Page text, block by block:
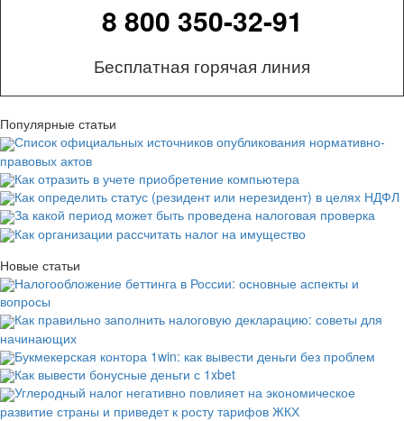
8 800 350-32-91
Бесплатная горячая линия
Популярные статьи
Список официальных источников опубликования нормативно-
правовых актов
Как отразить в учете приобретение компьютера
Как определить статус (резидент или нерезидент) в целях НДФЛ
За какой период может быть проведена налоговая проверка
Как организации рассчитать налог на имущество
Новые статьи
Налогообложение беттинга в России: основные аспекты и
вопросы
Как правильно заполнить налоговую декларацию: советы для
начинающих
Букмекерская контора 1win: как вывести деньги без проблем
Как вывести бонусные деньги с 1xbet
Углеродный налог негативно повлияет на экономическое
развитие страны и приведет к росту тарифов ЖКХ